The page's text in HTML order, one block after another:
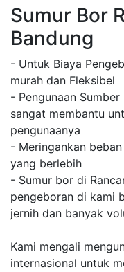
Sumur Bor
Bandung
- Untuk Biaya
murah dan Fleksibel
- Pengunaan
sangat membantu
pengunaanya
- Meringankan
yang berlebih
- Sumur bor di
pengeboran di kami
jernih dan banyak
Kami mengali
internasional untuk